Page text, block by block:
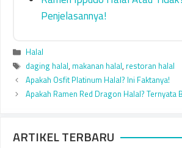
Penjelasannya!
Categories
Halal
Tags
daging halal, makanan halal, restoran halal
Apakah Osfit Platinum Halal? Ini Faktanya!
Apakah Ramen Red Dragon Halal? Ternyata
ARTIKEL TERBARU